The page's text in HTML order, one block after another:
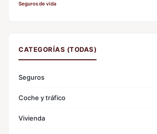
Seguros de vida
CATEGORÍAS (TODAS)
Seguros
Coche y tráfico
Vivienda